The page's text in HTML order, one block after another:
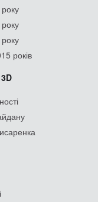
років